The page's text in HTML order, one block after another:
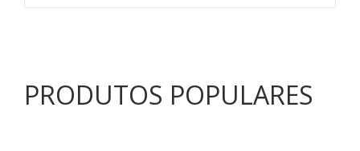
PRODUTOS POPULARES